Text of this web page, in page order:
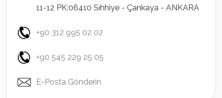
11-12 PK:06410 Sıhhiye - Çankaya - ANKARA
+90 312 995 02 02
+90 545 229 25 05
E-Posta Gönderin